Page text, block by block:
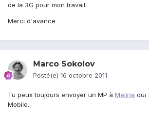
de la 3G pour mon travail.
Merci d'avance
Marco Sokolov
Posté(e) 16 octobre 2011
Tu peux toujours envoyer un MP à Melina qui
Mobile.